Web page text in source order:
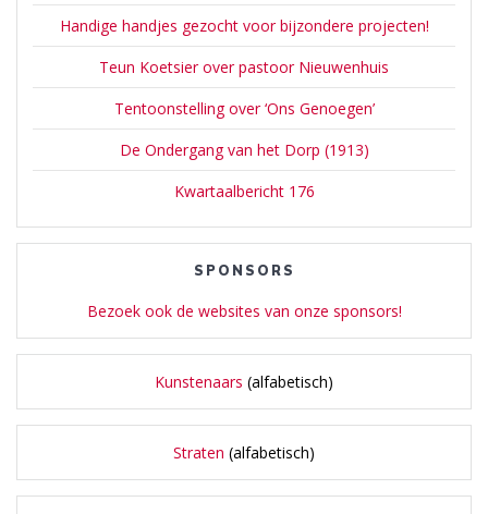
Handige handjes gezocht voor bijzondere projecten!
Teun Koetsier over pastoor Nieuwenhuis
Tentoonstelling over ‘Ons Genoegen’
De Ondergang van het Dorp (1913)
Kwartaalbericht 176
SPONSORS
Bezoek ook de websites van onze sponsors!
Kunstenaars (alfabetisch)
Straten (alfabetisch)